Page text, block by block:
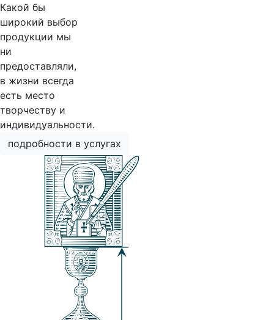
Какой бы
широкий выбор
продукции мы
ни
предоставляли,
в жизни всегда
есть место
творчеству и
индивидуальности.
подробности в услугах